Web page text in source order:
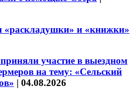
«раскладушки» и «книжки»
участие в выездном
на тему: «Сельский
| 04.08.2026